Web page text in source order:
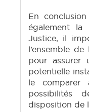
En
également la
Justice, il
l’ensemble
pour assurer
potentielle
le comparer
possibilités
disposition de